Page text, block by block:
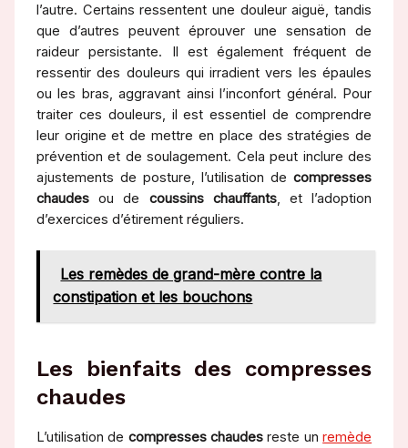
l’autre. Certains ressentent une douleur aiguë, tandis
que d’autres peuvent éprouver une sensation de
raideur persistante. Il est également fréquent de
ressentir des douleurs qui irradient vers les épaules
ou les bras, aggravant ainsi l’inconfort général. Pour
traiter ces douleurs, il est essentiel de comprendre
leur origine et de mettre en place des stratégies de
prévention et de soulagement. Cela peut inclure des
ajustements de posture, l’utilisation decompresses
chaudesou de coussins chauffants, et l’adoption
d’exercices d’étirement réguliers.
Les remèdes de grand-mère contre la
constipation et les bouchons
Les bienfaits des compresses
chaudes
L’utilisation de compresses chaudes reste unremède